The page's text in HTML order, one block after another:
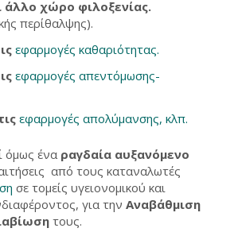
άλλο χώρο φιλοξενίας.
περίθαλψης).
εφαρμογές καθαριότητας.
εφαρμογές απεντόμωσης-
εφαρμογές απολύμανσης, κλπ.
όμως ένα ραγδαία αυξανόμενο
από τους καταναλωτές
σε τομείς υγειονομικού και
για την Αναβάθμιση
τους.